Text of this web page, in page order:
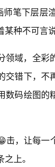
师笔下层
某种不可言
领域，全彩
交错下，
数码绘图
击，让每一
上。